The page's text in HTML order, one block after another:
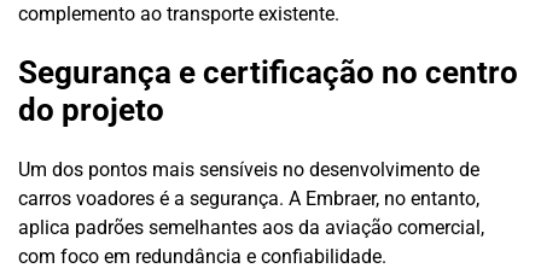
complemento ao transporte existente.
Segurança e certificação no centro
do projeto
Um dos pontos mais sensíveis no desenvolvimento de
carros voadores é a segurança. A Embraer, no entanto,
aplica padrões semelhantes aos da aviação comercial,
com foco em redundância e confiabilidade.